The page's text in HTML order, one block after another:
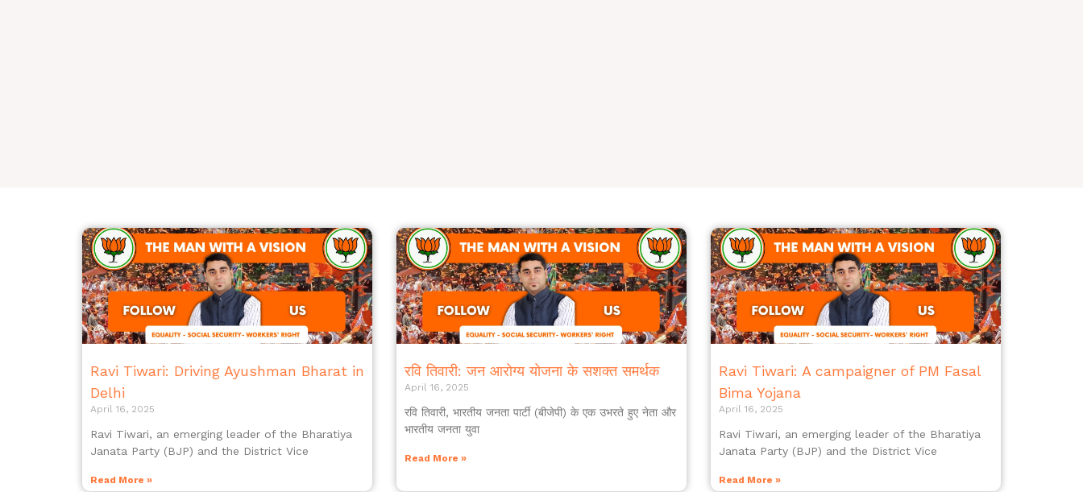
Ravi Tiwari: Driving Ayushman Bharat in
Delhi
April 16, 2025
Ravi Tiwari, an emerging leader of the Bharatiya
Janata Party (BJP) and the District Vice
Read More »
रवि तिवारी: जन आरोग्य योजना के सशक्त समर्थक
April 16, 2025
रवि तिवारी, भारतीय जनता पार्टी (बीजेपी) के एक उभरते हुए नेता और
भारतीय जनता युवा
Read More »
Ravi Tiwari: A campaigner of PM Fasal
Bima Yojana
April 16, 2025
Ravi Tiwari, an emerging leader of the Bharatiya
Janata Party (BJP) and the District Vice
Read More »